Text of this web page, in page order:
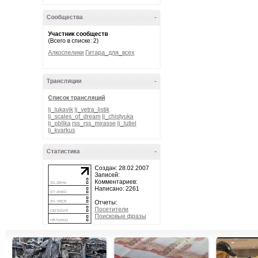
-
Сообщества
Участник сообществ
(Всего в списке: 2)
Алкоспелики Гитара_для_всех
-
Трансляции
Список трансляций
lj_lukavik lj_vetra_listik
lj_scales_of_dream lj_chistyuka
lj_pbllka rss_rss_mirasse lj_lutiel
lj_kvarkus
-
Статистика
Создан: 28.02.2007
Записей:
Комментариев:
Написано: 2261
Отчеты:
Посетители
Поисковые фразы